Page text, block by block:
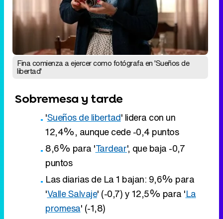
Sobremesa y tarde
'Sueños de libertad
' lidera con un
12,4%, aunque cede -0,4 puntos
puntos
Las diarias de La 1 bajan: 9,6% para
'Valle Salvaje' (-0,7) y 12,5% para '
promesa
' (-1,8)
El Tour de Francia anota un 6,7% en La
2
+0,8 puntos mejora '
Zapeando
', con su
5,8%